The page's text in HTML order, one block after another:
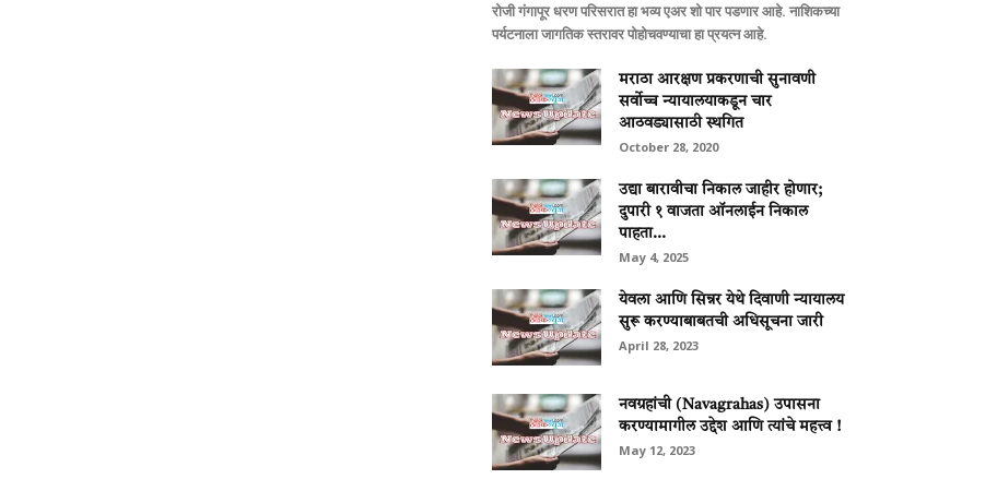
रोजी गंगापूर धरण परिसरात हा भव्य एअर शो पार पडणार आहे. नाशिकच्या
पर्यटनाला जागतिक स्तरावर पोहोचवण्याचा हा प्रयत्न आहे.
मराठा आरक्षण प्रकरणाची सुनावणी
सर्वोच्च न्यायालयाकडून चार
आठवड्यासाठी स्थगित
October 28, 2020
उद्या बारावीचा निकाल जाहीर होणार;
दुपारी १ वाजता ऑनलाईन निकाल
पाहता...
May 4, 2025
येवला आणि सिन्नर येथे दिवाणी न्यायालय
सुरू करण्याबाबतची अधिसूचना जारी
April 28, 2023
नवग्रहांची (Navagrahas) उपासना
करण्यामागील उद्देश आणि त्यांचे महत्त्व !
May 12, 2023